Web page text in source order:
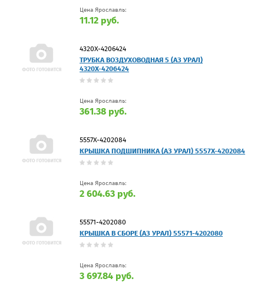
Цена Ярославль:
11.12 руб.
4320Х-4206424
ТРУБКА ВОЗДУХОВОДНАЯ 5 (АЗ УРАЛ)
4320Х-4206424
Цена Ярославль:
361.38 руб.
5557Х-4202084
КРЫШКА ПОДШИПНИКА (АЗ УРАЛ) 5557Х-4202084
Цена Ярославль:
2 604.63 руб.
55571-4202080
КРЫШКА В СБОРЕ (АЗ УРАЛ) 55571-4202080
Цена Ярославль:
3 697.84 руб.